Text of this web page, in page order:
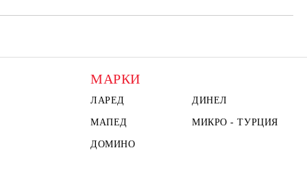
МАРКИ
ЛАРЕД ДИНЕЛ
МАПЕД МИКРО - ТУРЦИЯ
ДОМИНО